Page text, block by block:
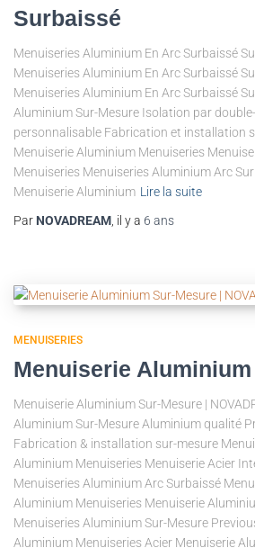
Surbaissé
Menuiseries Aluminium En Arc Surbaissé
Menuiseries Aluminium En Arc Surbaissé
Menuiseries Aluminium En Arc Surbaissé
Aluminium Sur-Mesure Isolation par
personnalisable Fabrication et installation
Menuiserie Aluminium Menuiseries
Menuiseries Menuiseries Aluminium Arc
Menuiserie Aluminium Lire la suite
Par NOVADREAM , il y a 6 ans
MENUISERIES
Menuiserie Aluminium
Menuiserie Aluminium Sur-Mesure |
Aluminium Sur-Mesure Aluminium qualité
Fabrication & installation sur-mesure
Aluminium Menuiseries Menuiserie Acier
Menuiseries Aluminium Arc Surbaissé
Aluminium Menuiseries Menuiserie
Menuiseries Aluminium Sur-Mesure
Aluminium Menuiseries Acier Menuiserie